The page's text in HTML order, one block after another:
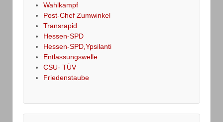
Wahlkampf
Post-Chef Zumwinkel
Transrapid
Hessen-SPD
Hessen-SPD,Ypsilanti
Entlassungswelle
CSU- TÜV
Friedenstaube